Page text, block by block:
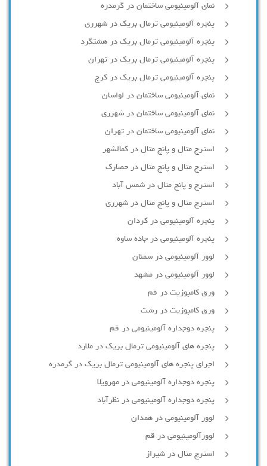
نمای آلومینیومی ساختمان در گرمدره
پنجره آلومینیومی ترمال بریک در شهرری
پنجره آلومینیومی ترمال بریک در هشتگرد
پنجره آلومینیومی ترمال بریک در تهران
پنجره آلومینیومی ترمال بریک در کرج
نمای آلومینیومی ساختمان در لواسان
نمای آلومینیومی ساختمان در شهرری
نمای آلومینیومی ساختمان در تهران
استرچ متال و پانچ متال در کمالشهر
استرچ متال و پانچ متال در حصارك
استرچ و پانچ متال در شمس آباد
استرچ متال و پانچ متال در شهرری
پنجره آلومینیومی در کردان
پنجره آلومینیومی در جاده ساوه
لوور آلومینیومی در سمنان
لوور آلومینیومی در مشهد
ورق کامپوزیت در قم
ورق کامپوزیت در رشت
پنجره دوجداره آلومينيومی در قم
پنجره های آلومینیومی ترمال بریک در ملارد
اجرای پنجره های آلومینیومی ترمال بریک در گرمدره
پنجره دوجداره آلومینیومی در مهرویلا
پنجره دوجداره آلومینیومی در نظرآباد
لوور آلومینیومی در همدان
لوورآلومینیومی در قم
استرچ متال در شیراز